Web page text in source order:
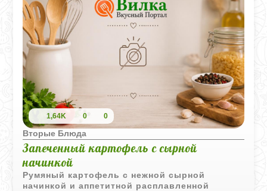
1,64K 0 0
Вторые Блюда
Запеченный картофель с сырной
начинкой
Румяный картофель с нежной сырной
начинкой и аппетитной расплавленной